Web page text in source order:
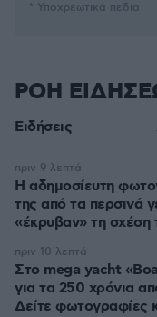
* Υποχρεωτικά πεδία
ΡΟΗ
Ειδήσεις
Η αδημοσίευτη
της από τα περσινά
«έκρυβαν» τη σχέση
πριν 9 λεπτά
Στο mega yacht
για τα 250 χρόνια
Δείτε φωτογραφίες
πριν 10 λεπτά